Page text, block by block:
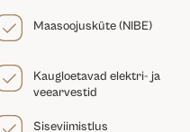
Maasoojusküte (NIBE)
Kaugloetavad elektri- ja
veearvestid
Siseviimistlus